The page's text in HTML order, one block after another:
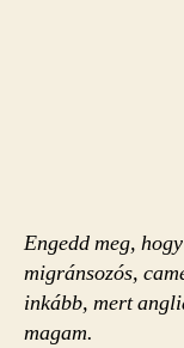
Engedd meg,
migránsozós,
inkább, mert
magam.